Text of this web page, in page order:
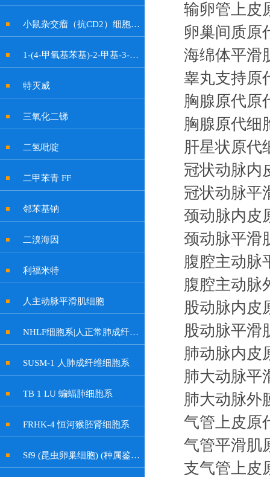
小鼠杂交瘤（抗CD2）细胞OKT11
1-(4-甲氧基苯基)-2-甲基-3-硝基-1H-吲哚-6-醇
特灭威
三氧化二锑
二氢吡啶
二甲苯青 FF
邻苯基钠
二溴海因
利福米特
人主动脉平滑肌细胞
NHLF细胞系|人正常肺成纤维细胞
SUSM-1 人肺成纤维细胞系
TB 1 LU 蝙蝠肺细胞系
FRHK-4 恒河猴胚肾细胞系
Sf9 (昆虫卵巢细胞) (种属鉴定正确)
输卵管上皮
卵巢间质原
海绵体平滑
睾丸支持原
胸腺原代原
胸腺原代细
肝星状原代
冠状动脉内
冠状动脉平
颈动脉内皮
颈动脉平滑
腹腔主动脉
腹腔主动脉
股动脉内皮
股动脉平滑
肺动脉内皮
肺大动脉平
肺大动脉外
气管上皮原
气管平滑肌
支气管上皮